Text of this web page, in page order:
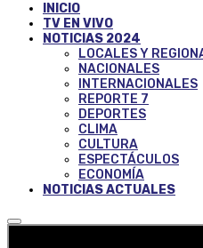
INICIO
TV EN VIVO
NOTICIAS 2024
LOCALES Y
NACIONALES
INTERNACIONALES
REPORTE 7
DEPORTES
CLIMA
CULTURA
ESPECTÁCULOS
ECONOMÍA
NOTICIAS ACTUALES